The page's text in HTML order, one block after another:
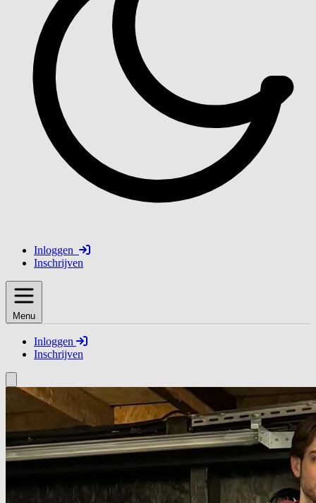
Inloggen
Inschrijven
Menu
Inloggen
Inschrijven